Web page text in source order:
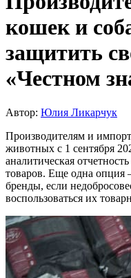
кошек и
защитить
«Честном
Автор: Юлия Ликарчук
Производителям и
животных с 1 сентября
аналитическая
товаров. Еще одна опция
бренды, если
воспользоваться их